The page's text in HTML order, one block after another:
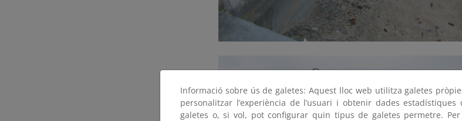
Informació sobre ús de galetes: Aquest lloc web utilitza galetes
personalitzar l’experiència de l’usuari i obtenir dades
galetes o, si vol, pot configurar quin tipus de galetes permetre.